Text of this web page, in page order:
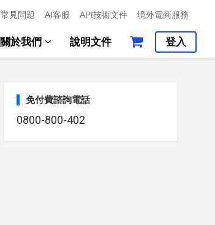
常見問題 AI客服 API技術文件 境外電商服務
關於我們 說明文件 登入
免付費諮詢電話
0800-800-402